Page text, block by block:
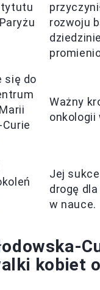
rozwoju
dziedzinie
się do
Ważny
onkologii
Jej
drogę
w nauce.
kobiet